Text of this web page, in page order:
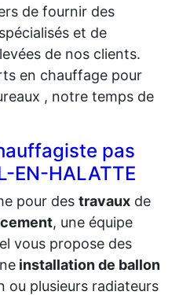
de fournir des
et de
de nos clients.
en chauffage pour
, notre temps de
pas
EN-HALATTE
pour des travaux de
, une équipe
vous propose des
installation de ballon
ou plusieurs radiateurs